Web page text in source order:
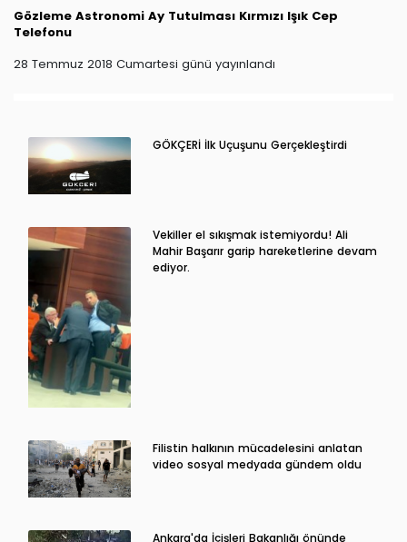
Gözleme Astronomi Ay Tutulması Kırmızı Işık Cep
Telefonu
28 Temmuz 2018 Cumartesi günü yayınlandı
GÖKÇERİ İlk Uçuşunu Gerçekleştirdi
Vekiller el sıkışmak istemiyordu! Ali
Mahir Başarır garip hareketlerine devam
ediyor.
Filistin halkının mücadelesini anlatan
video sosyal medyada gündem oldu
Ankara'da İçişleri Bakanlığı önünde